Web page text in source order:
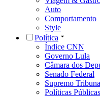
Auto
Comportamento
Style
Política
Índice CNN
Governo Lula
Câmara dos
Senado Federal
Supremo
Políticas Públicas